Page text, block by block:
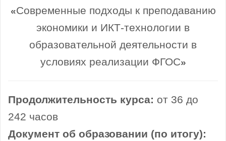
«Современные подходы к преподаванию
экономики и ИКТ-технологии в
образовательной деятельности в
условиях реализации ФГОС»
Продолжительность курса: от 36 до
242 часов
Документ об образовании (по итогу):